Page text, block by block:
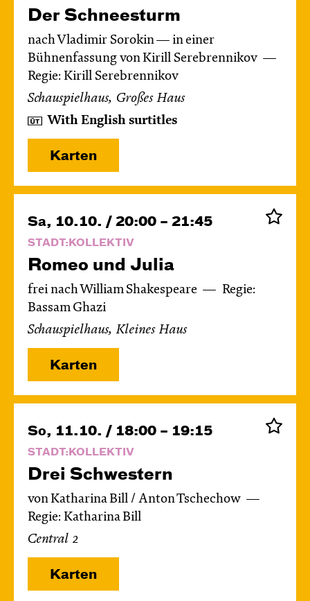
Der Schnee­sturm
nach Vladimir Sorokin — in einer
Bühnenfassung von Kirill Serebrennikov
Regie: Kirill Serebrennikov
Schauspielhaus, Großes Haus
With English surtitles
Karten
Sa, 10.10. / 20:00 – 21:45
STADT:KOLLEKTIV
Romeo und Julia
frei nach William Shakespeare
Regie:
Bassam Ghazi
Schauspielhaus, Kleines Haus
Karten
So, 11.10. / 18:00 – 19:15
STADT:KOLLEKTIV
Drei Schwestern
von Katharina Bill / Anton Tschechow
Regie: Katharina Bill
Central 2
Karten